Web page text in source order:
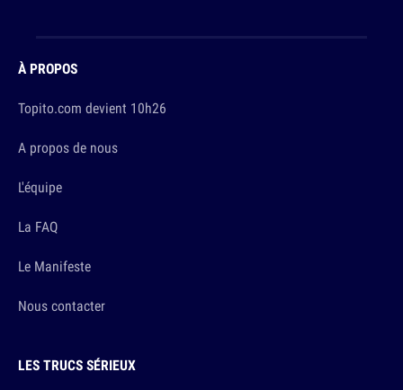
À PROPOS
Topito.com devient 10h26
A propos de nous
L'équipe
La FAQ
Le Manifeste
Nous contacter
LES TRUCS SÉRIEUX